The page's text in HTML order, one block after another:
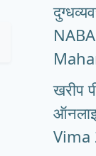
खरीप
Vima